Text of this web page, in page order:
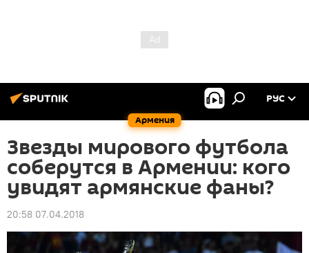
Армения
РУС
Звезды мирового футбола
соберутся в Армении: кого
увидят армянские фаны?
20:58 07.04.2018